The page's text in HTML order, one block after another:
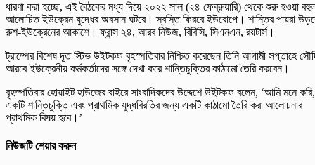
ধারণা করা হচ্ছে, এই বৈঠকের মধ্য দিয়ে ২০২২ সাল (২৪ ফেব্রুয়ারি) থেকে শুরু হওয়া
আলোচিত ইউক্রেন যুদ্ধের অবসান ঘটবে। স্বস্তি ফিরবে ইউরোপে। শান্তির পায়রা
রুশ-ইউক্রেনের আকাশে। ফ্রান্স ২৪, আরব নিউজ, বিবিসি, সিএনএন, রয়টার্স।
ট্রাম্পের বিশেষ দূত স্টিভ উইটকফ বৃহস্পতিবার নিশ্চিত করেছেন তিনি আগামী সপ্তাহে
আরবে ইউক্রেনীয় কর্মকর্তাদের সঙ্গে দেখা করে শান্তিচুক্তির কাঠামো তৈরি করবেন।
বৃহস্পতিবার হোয়াইট হাউজের বাইরে সাংবাদিকদের উদ্দেশে উইটকফ বলেন, ‘আমি মনে করি,
একটি শান্তিচুক্তি এবং প্রাথমিক যুদ্ধবিরতির জন্য একটি কাঠামো তৈরি করা আলোচনার
প্রাথমিক বিষয় হবে।’
নিউজটি শেয়ার করুন